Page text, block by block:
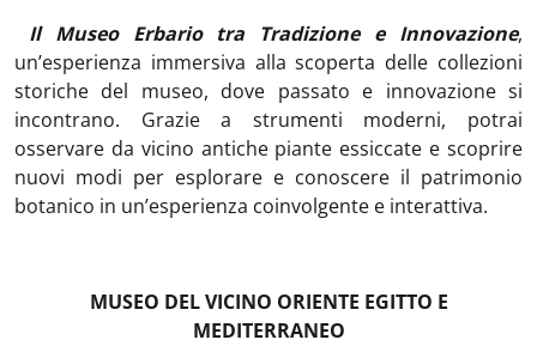
Il Museo Erbario tra Tradizione e Innovazione,
un’esperienza immersiva alla scoperta delle collezioni
storiche del museo, dove passato e innovazione si
incontrano. Grazie a strumenti moderni, potrai
osservare da vicino antiche piante essiccate e scoprire
nuovi modi per esplorare e conoscere il patrimonio
botanico in un’esperienza coinvolgente e interattiva.
MUSEO DEL VICINO ORIENTE EGITTO E
MEDITERRANEO